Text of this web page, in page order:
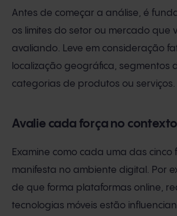
Antes de começar a análise, é
os limites do setor ou mercado que
avaliando. Leve em consideração
localização geográfica, segmentos
categorias de produtos ou serviços.
Avalie cada força no
Examine como cada uma das cinco
manifesta no ambiente digital. Por
de que forma plataformas online,
tecnologias móveis estão